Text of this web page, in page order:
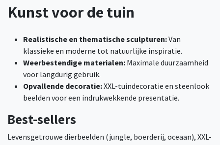
Kunst voor de tuin
Realistische en thematische sculpturen:Van
klassieke en moderne tot natuurlijke inspiratie.
Weerbestendige materialen: Maximale duurzaamheid
voor langdurig gebruik.​
Opvallende decoratie:XXL-tuindecoratie en steenlook
beelden voor een indrukwekkende presentatie.
Best-sellers
Levensgetrouwe dierbeelden (jungle, boerderij, oceaan), XXL-